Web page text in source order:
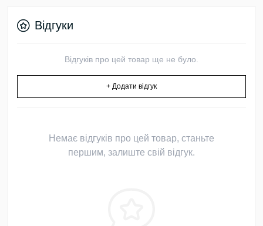
Відгуки
Відгуків про цей товар ще не було.
+ Додати відгук
Немає відгуків про цей товар, станьте
першим, залиште свій відгук.